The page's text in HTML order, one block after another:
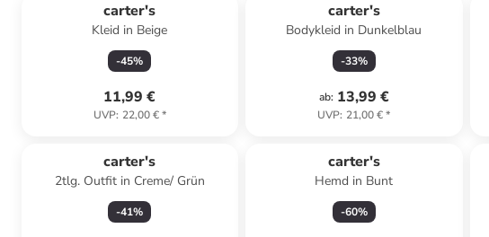
carter's
Kleid in Beige
-45%
11,99 €
UVP: 22,00 €*
carter's
Bodykleid in Dunkelblau
-33%
ab: 13,99 €
UVP: 21,00 €*
carter's
2tlg. Outfit in Creme/ Grün
-41%
carter's
Hemd in Bunt
-60%